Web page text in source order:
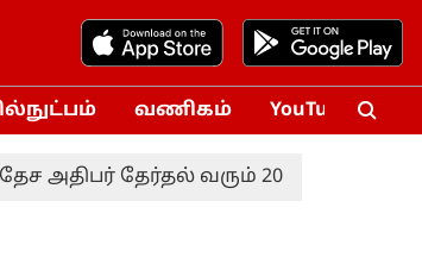
வணிகம் YouTube
தேர்தல் வரும் 20-ம் தேதி